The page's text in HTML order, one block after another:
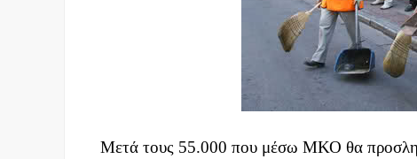
Μετά τους 55.000 που μέσω ΜΚΟ θα